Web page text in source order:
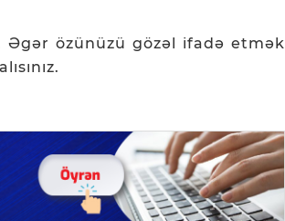
Əgər özünüzü gözəl ifadə etmək